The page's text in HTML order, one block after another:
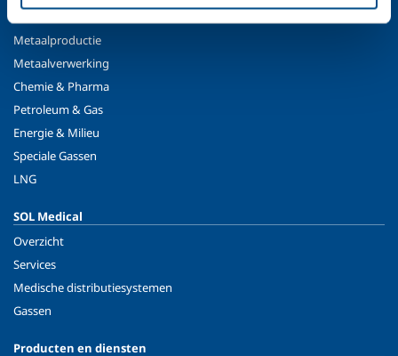
Metaalproductie
Metaalverwerking
Chemie & Pharma
Petroleum & Gas
Energie & Milieu
Speciale Gassen
LNG
SOL Medical
Overzicht
Services
Medische distributiesystemen
Gassen
Producten en diensten